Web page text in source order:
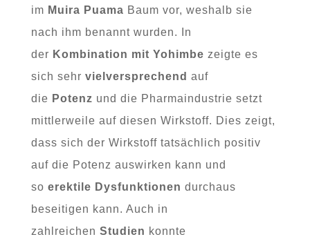
im Muira Puama Baum vor, weshalb sie
nach ihm benannt wurden. In
der Kombination mit Yohimbe zeigte es
sich sehr vielversprechend auf
die Potenz und die Pharmaindustrie setzt
mittlerweile auf diesen Wirkstoff. Dies zeigt,
dass sich der Wirkstoff tatsächlich positiv
auf die Potenz auswirken kann und
so erektile Dysfunktionen durchaus
beseitigen kann. Auch in
zahlreichen Studien konnte